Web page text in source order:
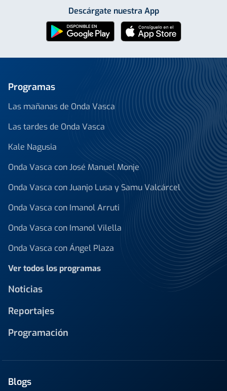
Descárgate nuestra App
Programas
Las mañanas de Onda Vasca
Las tardes de Onda Vasca
Kale Nagusia
Onda Vasca con José Manuel Monje
Onda Vasca con Juanjo Lusa y Samu Valcárcel
Onda Vasca con Imanol Arruti
Onda Vasca con Imanol Vilella
Onda Vasca con Ángel Plaza
Ver todos los programas
Noticias
Reportajes
Programación
Blogs